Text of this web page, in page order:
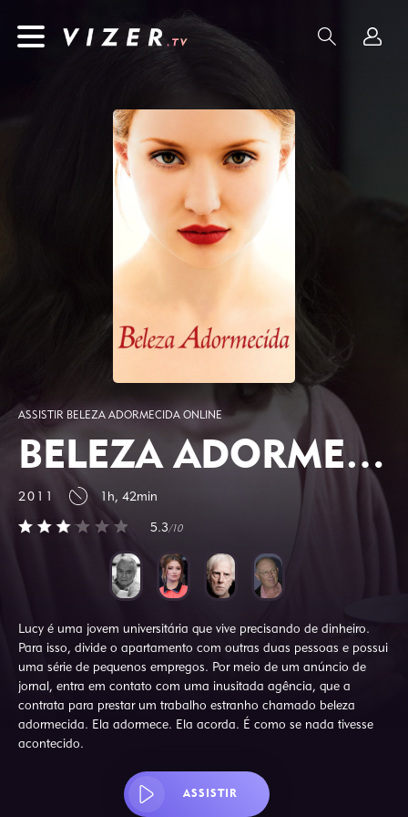
ASSISTIR BELEZA ADORMECIDA ONLINE
BELEZA ADORMECIDA
2011 1h, 42min
5.3/10
Lucy é uma jovem universitária que vive precisando de dinheiro.
Para isso, divide o apartamento com outras duas pessoas e possui
uma série de pequenos empregos. Por meio de um anúncio de
jornal, entra em contato com uma inusitada agência, que a
contrata para prestar um trabalho estranho chamado beleza
adormecida. Ela adormece. Ela acorda. É como se nada tivesse
acontecido.
ASSISTIR